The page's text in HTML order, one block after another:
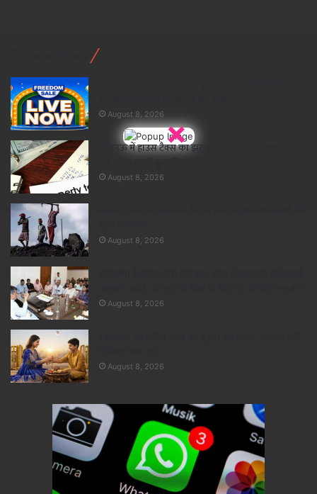
×
August 8, 2026
लखनऊ में हाउस टैक्स का झटका! 1,440 से बढ़कर
August 8, 2026
August 8, 2026
August 8, 2026
August 8, 2026